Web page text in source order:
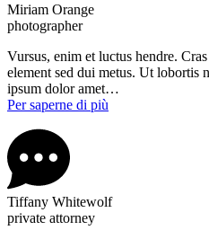
Miriam Orange
photographer
Vursus, enim et luctus hendre.
element sed dui metus. Ut lobortis
ipsum dolor amet…
Per saperne di più
Tiffany Whitewolf
private attorney